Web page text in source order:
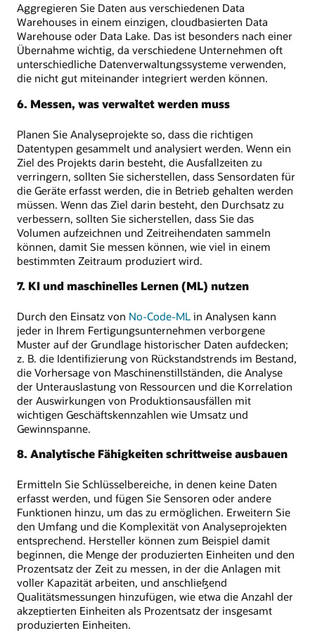
Aggregieren Sie Daten aus verschiedenen Data
Warehouses in einem einzigen, cloudbasierten Data
Warehouse oder Data Lake. Das ist besonders nach einer
Übernahme wichtig, da verschiedene Unternehmen oft
unterschiedliche Datenverwaltungssysteme verwenden,
die nicht gut miteinander integriert werden können.
6. Messen, was verwaltet werden muss
Planen Sie Analyseprojekte so, dass die richtigen
Datentypen gesammelt und analysiert werden. Wenn ein
Ziel des Projekts darin besteht, die Ausfallzeiten zu
verringern, sollten Sie sicherstellen, dass Sensordaten für
die Geräte erfasst werden, die in Betrieb gehalten werden
müssen. Wenn das Ziel darin besteht, den Durchsatz zu
verbessern, sollten Sie sicherstellen, dass Sie das
Volumen aufzeichnen und Zeitreihendaten sammeln
können, damit Sie messen können, wie viel in einem
bestimmten Zeitraum produziert wird.
7. KI und maschinelles Lernen (ML) nutzen
Durch den Einsatz von No-Code-ML in Analysen kann
jeder in Ihrem Fertigungsunternehmen verborgene
Muster auf der Grundlage historischer Daten aufdecken;
z. B. die Identifizierung von Rückstandstrends im Bestand,
die Vorhersage von Maschinenstillständen, die Analyse
der Unterauslastung von Ressourcen und die Korrelation
der Auswirkungen von Produktionsausfällen mit
wichtigen Geschäftskennzahlen wie Umsatz und
Gewinnspanne.
8. Analytische Fähigkeiten schrittweise ausbauen
Ermitteln Sie Schlüsselbereiche, in denen keine Daten
erfasst werden, und fügen Sie Sensoren oder andere
Funktionen hinzu, um das zu ermöglichen. Erweitern Sie
den Umfang und die Komplexität von Analyseprojekten
entsprechend. Hersteller können zum Beispiel damit
beginnen, die Menge der produzierten Einheiten und den
Prozentsatz der Zeit zu messen, in der die Anlagen mit
voller Kapazität arbeiten, und anschließend
Qualitätsmessungen hinzufügen, wie etwa die Anzahl der
akzeptierten Einheiten als Prozentsatz der insgesamt
produzierten Einheiten.